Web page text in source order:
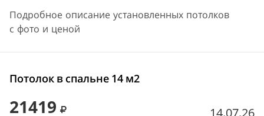
Подробное описание установленных потолков
с фото и ценой
Потолок в спальне 14 м2
21419